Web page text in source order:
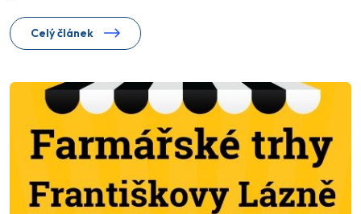
Celý článek